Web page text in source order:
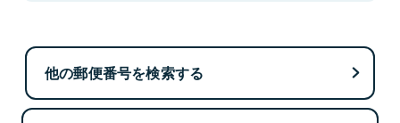
他の郵便番号を検索する